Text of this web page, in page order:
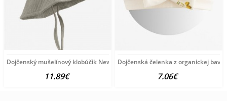
Dojčenský mušelínový klobúčik New Baby linen podľa obrázku
11.89€
Dojčenská čelenka z organickej
7.06€